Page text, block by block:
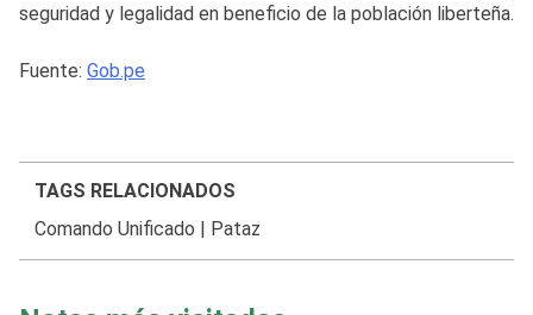
seguridad y legalidad en beneficio de la población liberteña.
Fuente: Gob.pe
TAGS RELACIONADOS
Comando Unificado
Pataz